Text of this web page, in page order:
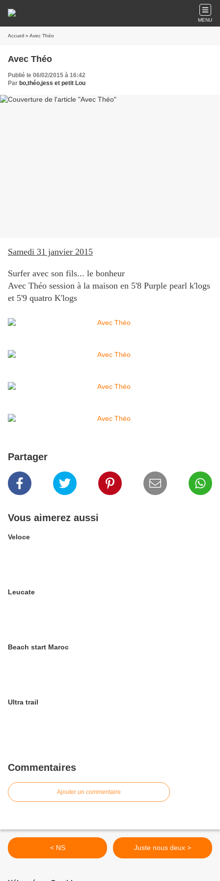
MENU
Accueil » Avec Théo
Avec Théo
Publié le 06/02/2015 à 16:42
Par bo,théo,jess et petit Lou
Samedi 31 janvier 2015
Surfer avec son fils... le bonheur
Avec Théo session à la maison en 5'8 Purple pearl k'logs
et 5'9 quatro K'logs
Partager
Vous aimerez aussi
Veloce
Leucate
Beach start Maroc
Ultra trail
Commentaires
Ajouter un commentaire
< NS Juste nous deux >